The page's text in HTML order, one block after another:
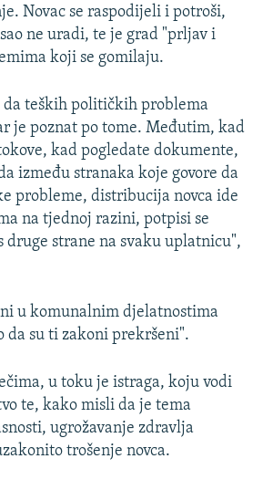
Novac se raspodijeli i potroši,
ne uradi, te je grad "prljav i
koji se gomilaju.
da teških političkih problema
je poznat po tome. Međutim, kad
kad pogledate dokumente,
između stranaka koje govore da
probleme, distribucija novca ide
na tjednoj razini, potpisi se
druge strane na svaku uplatnicu",
u komunalnim djelatnostima
da su ti zakoni prekršeni".
u toku je istraga, koju vodi
te, kako misli da je tema
ugrožavanje zdravlja
trošenje novca.